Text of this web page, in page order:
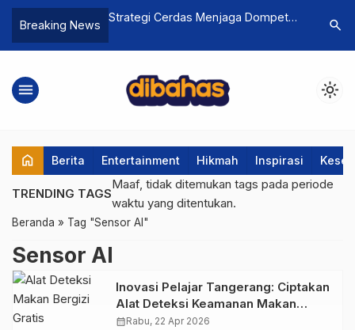
Breaking News
Energi Masa
Strategi Cerdas Menjaga Dompet
search
menu light_mode
home Berita Entertainment Hikmah Inspirasi
TRENDING TAGS
Maaf, tidak ditemukan tags pada periode
waktu yang ditentukan.
Beranda » Tag "Sensor AI"
Sensor AI
Inovasi Pelajar Tangerang: Ciptakan
Alat Deteksi Keamanan Makan
Bergizi Gratis Berbasis AI
calendar_monthRabu, 22 Apr 2026